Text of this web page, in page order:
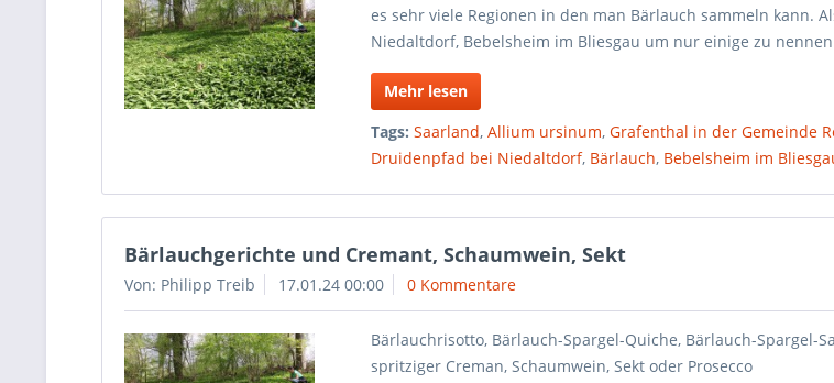
es sehr viele Regionen in den man Bärlauch sammeln kann.
Niedaltdorf, Bebelsheim im Bliesgau um nur einige zu
Mehr lesen
Tags: Saarland,Allium ursinum,Grafenthal in der Gemeinde
Druidenpfad bei Niedaltdorf, Bärlauch, Bebelsheim im
Bärlauchgerichte und Cremant, Schaumwein, Sekt
Von: Philipp Treib 17.01.24 00:00 0 Kommentare
Bärlauchrisotto, Bärlauch-Spargel-Quiche, Bärlauch-Spargel-
spritziger Creman, Schaumwein, Sekt oder Prosecco